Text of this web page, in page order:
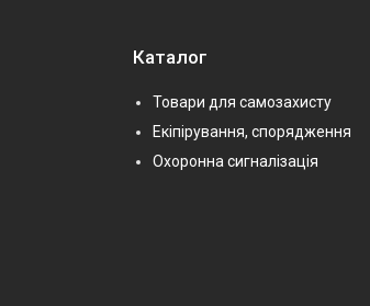
Каталог
Товари для самозахисту
Екіпірування, спорядження
Охоронна сигналізація